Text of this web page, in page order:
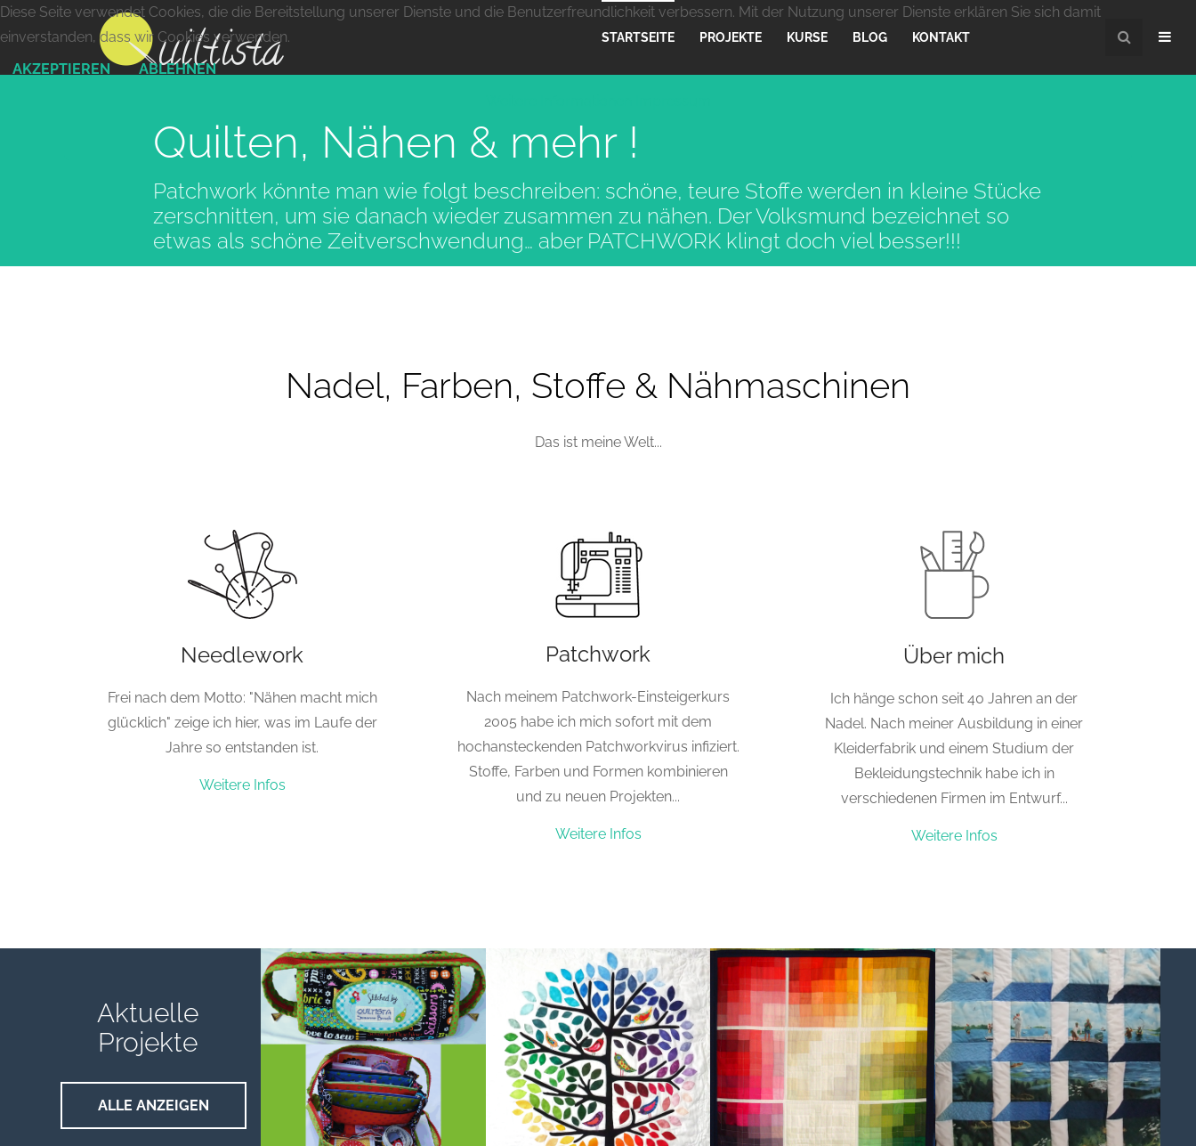
STARTSEITE PROJEKTE KURSE BLOG KONTAKT
Quilten, Nähen & mehr !
Patchwork könnte man wie folgt beschreiben: schöne, teure Stoffe werden in kleine Stücke
zerschnitten, um sie danach wieder zusammen zu nähen. Der Volksmund bezeichnet so
etwas als schöne Zeitverschwendung… aber PATCHWORK klingt doch viel besser!!!
Nadel, Farben, Stoffe & Nähmaschinen
Das ist meine Welt...
Needlework
Frei nach dem Motto: "Nähen macht mich
glücklich" zeige ich hier, was im Laufe der
Jahre so entstanden ist.
Weitere Infos
Patchwork
Nach meinem Patchwork-Einsteigerkurs
2005 habe ich mich sofort mit dem
hochansteckenden Patchworkvirus infiziert.
Stoffe, Farben und Formen kombinieren
und zu neuen Projekten...
Weitere Infos
Über mich
Ich hänge schon seit 40 Jahren an der
Nadel. Nach meiner Ausbildung in einer
Kleiderfabrik und einem Studium der
Bekleidungstechnik habe ich in
verschiedenen Firmen im Entwurf...
Weitere Infos
Aktuelle
Projekte
ALLE ANZEIGEN
Diese Seite verwendet Cookies, die die Bereitstellung unserer Dienste und die Benutzerfreundlichkeit verbessern. Mit der Nutzung unserer Dienste erklären Sie sich damit
einverstanden, dass wir Cookies verwenden.
AKZEPTIEREN
ABLEHNEN